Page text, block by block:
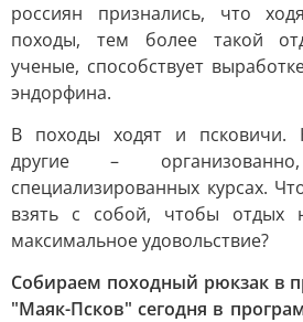
россиян признались, что
походы, тем более такой
ученые, способствует
эндорфина.
В походы ходят и псковичи.
другие –
специализированных курсах.
взять с собой, чтобы отдых
максимальное удовольствие?
Собираем походный рюкзак в
"Маяк-Псков" сегодня в